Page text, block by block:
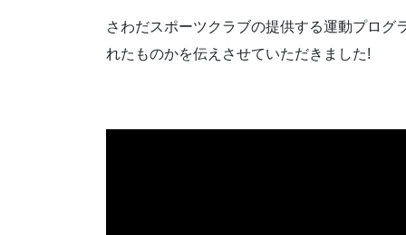
さわだスポーツクラブの提供する運動プロ
れたものかを伝えさせていただきました!